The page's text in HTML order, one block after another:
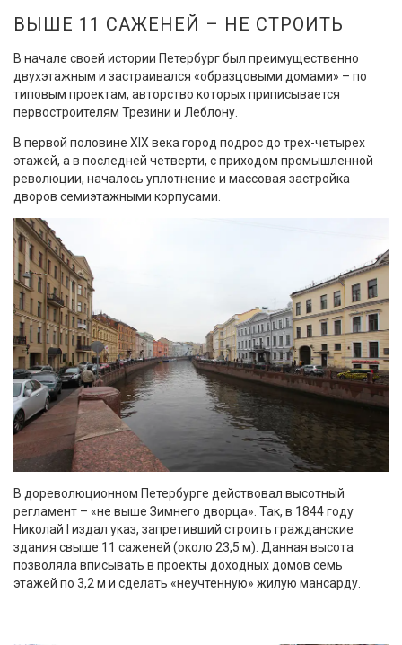
ВЫШЕ 11 САЖЕНЕЙ – НЕ СТРОИТЬ
В начале своей истории Петербург был преимущественно
двухэтажным и застраивался «образцовыми домами» – по
типовым проектам, авторство которых приписывается
первостроителям Трезини и Леблону.
В первой половине XIX века город подрос до трех-четырех
этажей, а в последней четверти, с приходом промышленной
революции, началось уплотнение и массовая застройка
дворов семиэтажными корпусами.
В дореволюционном Петербурге действовал высотный
регламент – «не выше Зимнего дворца». Так, в 1844 году
Николай I издал указ, запретивший строить гражданские
здания свыше 11 саженей (около 23,5 м). Данная высота
позволяла вписывать в проекты доходных домов семь
этажей по 3,2 м и сделать «неучтенную» жилую мансарду.